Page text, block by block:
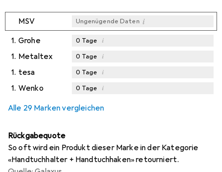
MSV Ungenügende Daten i
1. Grohe 0 Tage i
1. Metaltex 0 Tage i
1. tesa 0 Tage i
1. Wenko 0 Tage i
Alle 29 Marken vergleichen
Rückgabequote
So oft wird ein Produkt dieser Marke in der Kategorie
«Handtuchhalter + Handtuchhaken» retourniert.